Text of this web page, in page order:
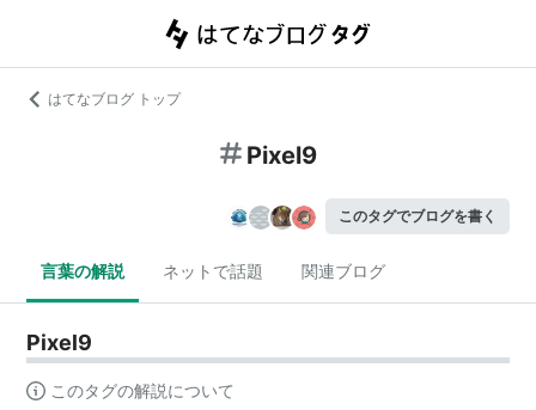
はてなブログ トップ
Pixel9
このタグでブログを書く
言葉の解説 ネットで話題 関連ブログ
Pixel9
このタグの解説について